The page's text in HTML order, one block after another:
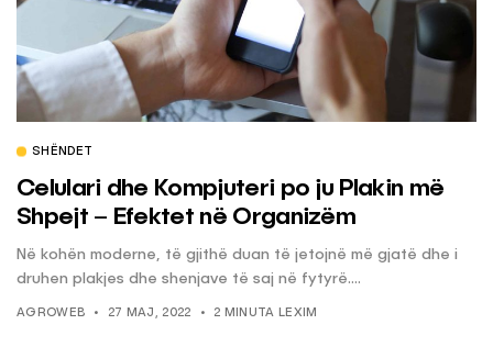
SHËNDET
Celulari dhe Kompjuteri po ju Plakin më
Shpejt – Efektet në Organizëm
Në kohën moderne, të gjithë duan të jetojnë më gjatë dhe i
druhen plakjes dhe shenjave të saj në fytyrë....
AGROWEB 27 MAJ, 2022 2 MINUTA LEXIM